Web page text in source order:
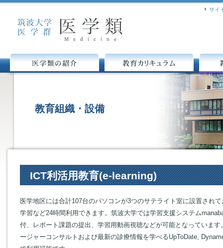
サイ
教育組
教育組織・設備
ICT利活用教育(e-learning)
医学地区には合計107台のパソコンが3つのサテライト室に設置され
学習など24時間利用できます。筑波大学では学習支援システム
付、レポート課題の提出、学習用動画視聴などが可能となっていま
ージャーコンサルトおよび最新の診療情報を学べるUpToDate,